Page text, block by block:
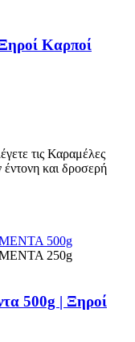
Καρποί
τις Καραμέλες
και δροσερή
500g | Ξηροί